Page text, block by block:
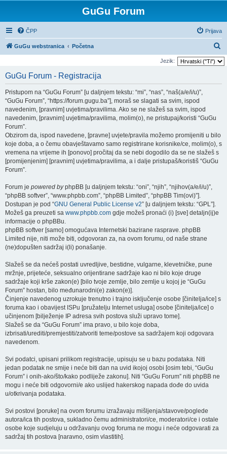
GuGu Forum
ČPP Prijava
GuGu webstranica Početna
r
i
Jezik:
GuGu Forum - Registracija
Pristupom na “GuGu Forum” [u daljnjem tekstu: “mi”, “nas”, “naš(a/e/i/u)”,
“GuGu Forum”, “https://forum.gugu.ba”], moraš se slagati sa svim, ispod
navedenim, [pravnim] uvjetima/pravilima. Ako se ne slažeš sa svim, ispod
navedenim, [pravnim] uvjetima/pravilima, molim(o), ne pristupaj/koristi “GuGu
Forum”.
Obzirom da, ispod navedene, [pravne] uvjete/pravila možemo promijeniti u bilo
koje doba, a o čemu obavještavamo samo registrirane korisnike/ce, molim(o), s
vremena na vrijeme ih [ponovo] pročitaj da se nebi dogodilo da se ne slažeš s
[promijenjenim] [pravnim] uvjetima/pravilima, a i dalje pristupaš/koristiš “GuGu
Forum”.
Forum je powered byphpBB [u daljnjem tekstu: “oni”, “njih”, “njihov(a/e/i/u)”,
“phpBB softver”, “www.phpbb.com”, “phpBB Limited”, “phpBB Tim(ovi)”].
Dostupan je pod “GNU General Public License v2” [u daljnjem tekstu: “GPL”].
Možeš ga preuzeti sa www.phpbb.com gdje možeš pronaći (i) [sve] detaljn(ij)e
informacije o phpBBu.
phpBB softver [samo] omogućava Internetski bazirane rasprave. phpBB
Limited nije, niti može biti, odgovoran za, na ovom forumu, od naše strane
(ne)dopušten sadržaj i(li) ponašanje.
Slažeš se da nećeš postati uvredljive, bestidne, vulgarne, klevetničke, pune
mržnje, prijeteće, seksualno orijentirane sadržaje kao ni bilo koje druge
sadržaje koji krše zakon(e) [bilo tvoje zemlje, bilo zemlje u kojoj je “GuGu
Forum” hostan, bilo međunarodni(e) zakon(e)].
Činjenje navedenog uzrokuje trenutno i trajno isključenje osobe [činitelja/ice] s
foruma kao i obavijest ISPu [pružatelju Internet usluga] osobe [činitelja/ice] o
učinjenom [bilježenje IP adresa svih postova služi upravo tome].
Slažeš se da “GuGu Forum” ima pravo, u bilo koje doba,
izbrisati/urediti/premjestiti/zatvoriti teme/postove sa sadržajem koji odgovara
navedenom.
Svi podatci, upisani prilikom registracije, upisuju se u bazu podataka. Niti
jedan podatak ne smije i neće biti dan na uvid ikojoj osobi [osim tebi, “GuGu
Forum” i onih-ako/što/kako podliježe zakonu]. Niti “GuGu Forum” niti phpBB ne
mogu i neće biti odgovorni/e ako uslijed hakerskog napada dođe do uvida
u/otkrivanja podataka.
Svi postovi [poruke] na ovom forumu izražavaju mišljenja/stavove/poglede
autora/ica tih postova, sukladno čemu administratori/ce, moderatori/ce i ostale
osobe koje sudjeluju u održavanju ovog foruma ne mogu i neće odgovarati za
sadržaj tih postova [naravno, osim vlastitih].